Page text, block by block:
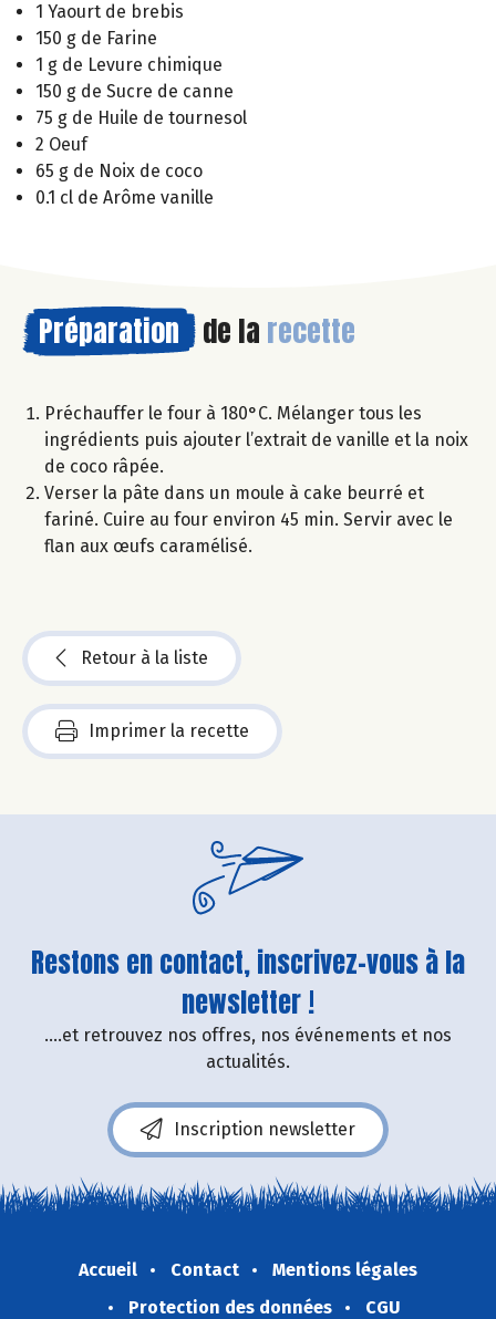
1 Yaourt de brebis
150 g de Farine
1 g de Levure chimique
150 g de Sucre de canne
75 g de Huile de tournesol
2 Oeuf
65 g de Noix de coco
0.1 cl de Arôme vanille
Préparation de la recette
Préchauffer le four à 180°C. Mélanger tous les
ingrédients puis ajouter l’extrait de vanille et la noix
de coco râpée.
Verser la pâte dans un moule à cake beurré et
fariné. Cuire au four environ 45 min. Servir avec le
flan aux œufs caramélisé.
Retour à la liste
Imprimer la recette
Restons en contact, inscrivez-vous à la
newsletter !
....et retrouvez nos offres, nos événements et nos
actualités.
Inscription newsletter
Accueil Contact
Mentions légales
Protection des données
CGU